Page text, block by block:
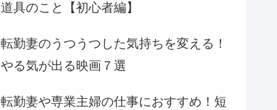
道具のこと【初心者編】
転勤妻のうつうつした気持ちを変える！
やる気が出る映画７選
転勤妻や専業主婦の仕事におすすめ！短